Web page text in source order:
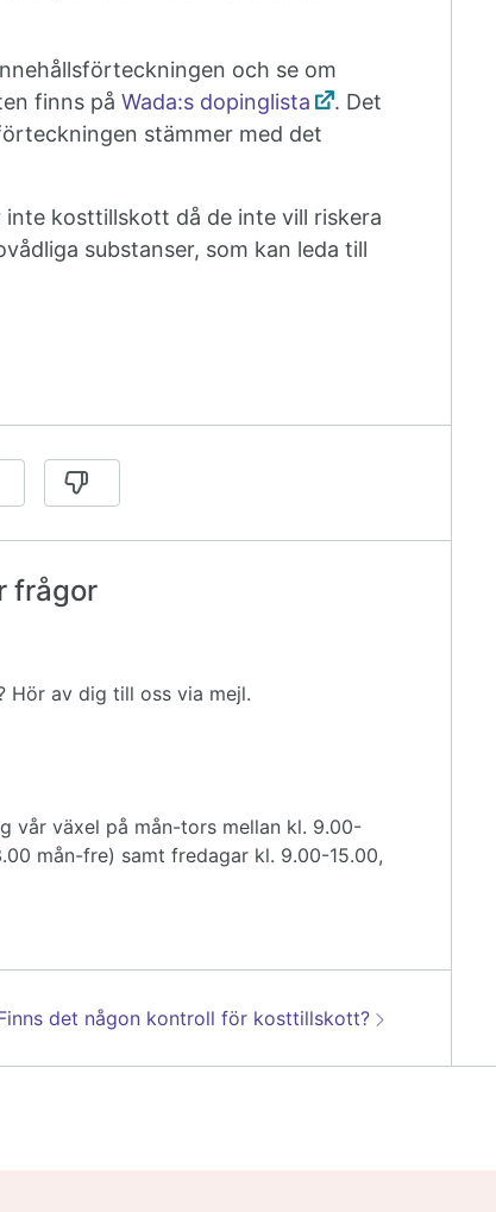
och se om
finns på Wada:s dopinglista
. Det
stämmer med det
kosttillskott då de inte vill riskera
substanser, som kan leda till
frågor
Hör av dig till oss via mejl.
vår växel på mån-tors mellan kl. 9.00-
mån-fre) samt fredagar kl. 9.00-15.00,
det någon kontroll för kosttillskott?